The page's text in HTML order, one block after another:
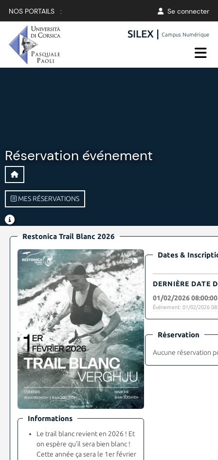
NOS PORTAILS : Se connecter
SILEX |Campus Numérique
Réservation événement
MES RÉSERVATIONS
Restonica Trail Blanc 2026
Informations
Le trail blanc revient en 2026 ! Et
on espère qu'il sera bien blanc !
Cette année ça sera le 1er février
Dates &
DERNIÈRE DATE
01/02/2026 08:00:00
Événement: 01/02/2026
Réservation
Aucune réservation